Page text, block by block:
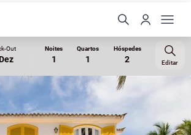
Out Noites
1
Quartos
1
Hóspedes
2 Editar